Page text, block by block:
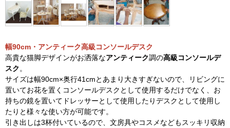
幅90cm・アンティーク高級コンソールデスク
高貴な猫脚デザインがお洒落なアンティーク調の高級コンソールデ
スク 。
サイズは幅90cm×奥行41cmとあまり大きすぎないので、リビングに
置いてお花を置くコンソールデスクとして使用するだけでなく、お
持ちの鏡を置いてドレッサーとして使用したりデスクとして使用し
たりと様々な使い方が可能です。
引き出しは3杯付いているので、文房具やコスメなどもスッキリ収納